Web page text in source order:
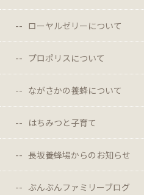
ローヤルゼリーについて
プロポリスについて
ながさかの養蜂について
はちみつと子育て
長坂養蜂場からのお知らせ
ぶんぶんファミリーブログ